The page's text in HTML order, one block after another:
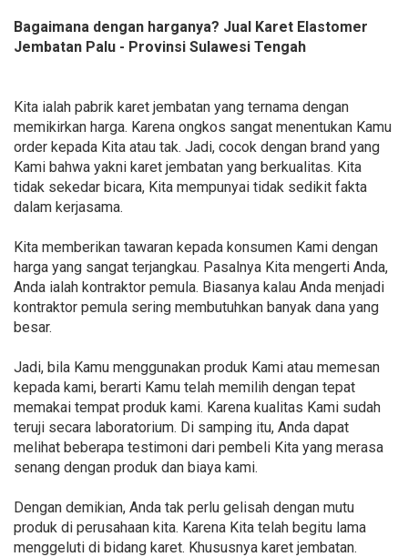
Bagaimana dengan harganya? Jual Karet Elastomer
Jembatan Palu - Provinsi Sulawesi Tengah
Kita ialah pabrik karet jembatan yang ternama dengan
memikirkan harga. Karena ongkos sangat menentukan Kamu
order kepada Kita atau tak. Jadi, cocok dengan brand yang
Kami bahwa yakni karet jembatan yang berkualitas. Kita
tidak sekedar bicara, Kita mempunyai tidak sedikit fakta
dalam kerjasama.
Kita memberikan tawaran kepada konsumen Kami dengan
harga yang sangat terjangkau. Pasalnya Kita mengerti Anda,
Anda ialah kontraktor pemula. Biasanya kalau Anda menjadi
kontraktor pemula sering membutuhkan banyak dana yang
besar.
Jadi, bila Kamu menggunakan produk Kami atau memesan
kepada kami, berarti Kamu telah memilih dengan tepat
memakai tempat produk kami. Karena kualitas Kami sudah
teruji secara laboratorium. Di samping itu, Anda dapat
melihat beberapa testimoni dari pembeli Kita yang merasa
senang dengan produk dan biaya kami.
Dengan demikian, Anda tak perlu gelisah dengan mutu
produk di perusahaan kita. Karena Kita telah begitu lama
menggeluti di bidang karet. Khususnya karet jembatan.